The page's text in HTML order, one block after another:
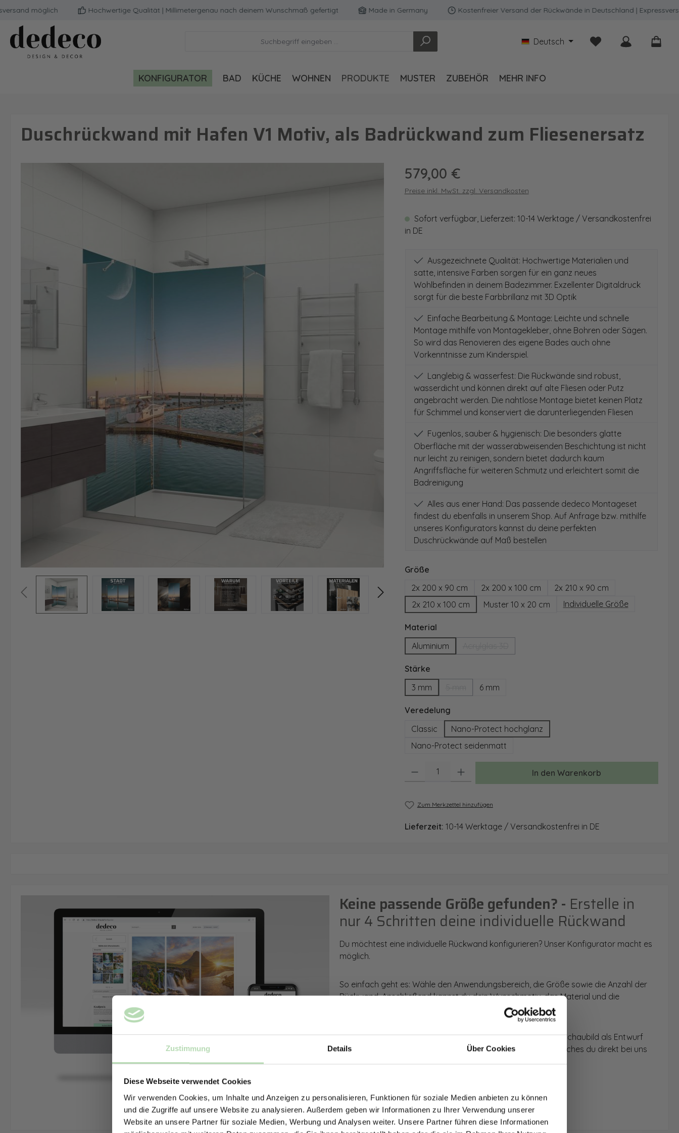
Zustimmung Details Über Cookies
Diese Webseite verwendet Cookies
Wir verwenden Cookies, um Inhalte und Anzeigen zu personalisieren, Funktionen für soziale Medien anbieten zu können
und die Zugriffe auf unsere Website zu analysieren. Außerdem geben wir Informationen zu Ihrer Verwendung unserer
Website an unsere Partner für soziale Medien, Werbung und Analysen weiter. Unsere Partner führen diese Informationen
Hauptinhalt springen
Zur Suche springen
Zur Hauptnavigation springen
möglich Hochwertige Qualität | Millimetergenau nach deinem Wunschmaß gefertigt Made in Germany Kostenfreier Versand der Rückwände in Deutschland | Expressversand
Deutsch Du hast 0 Produkte
KONFIGURATOR BAD KÜCHE WOHNEN PRODUKTE MUSTER ZUBEHÖR MEHR INFO
Duschrückwand mit Hafen V1 Motiv, als Badrückwand zum Fliesenersatz
Regulärer Preis:
579,00 €
Preise inkl. MwSt. zzgl. Versandkosten
Sofort verfügbar, Lieferzeit: 10-14 Werktage / Versandkostenfrei
in DE
Ausgezeichnete Qualität: Hochwertige Materialien und
satte, intensive Farben sorgen für ein ganz neues
Wohlbefinden in deinem Badezimmer. Exzellenter Digitaldruck
sorgt für die beste Farbbrillanz mit 3D Optik
Einfache Bearbeitung & Montage: Leichte und schnelle
Montage mithilfe von Montagekleber, ohne Bohren oder Sägen.
So wird das Renovieren des eigene Bades auch ohne
Vorkenntnisse zum Kinderspiel.
Langlebig & wasserfest: Die Rückwände sind robust,
wasserdicht und können direkt auf alte Fliesen oder Putz
angebracht werden. Die nahtlose Montage bietet keinen Platz
für Schimmel und konserviert die darunterliegenden Fliesen
Fugenlos, sauber & hygienisch: Die besonders glatte
Oberfläche mit der wasserabweisenden Beschichtung ist nicht
nur leicht zu reinigen, sondern bietet dadurch kaum
Angriffsfläche für weiteren Schmutz und erleichtert somit die
Badreinigung
Alles aus einer Hand: Das passende dedeco Montageset
findest du ebenfalls in unserem Shop. Auf Anfrage bzw. mithilfe
unseres Konfigurators kannst du deine perfekten
Duschrückwände auf Maß bestellen
Größeauswählen
2x 200 x 90 cm
2x 200 x 100 cm
2x 210 x 90 cm
2x 210 x 100 cm
Muster 10 x 20 cm Individuelle Größe
Materialauswählen
Aluminium
Stärkeauswählen
3 mm
(Diese Option ist zurzeit nicht verfügbar.)
6 mm
Veredelungauswählen
Classic
Nano-Protect hochglanz
Nano-Protect seidenmatt
Produkt Anzahl: Gib den gewünschten Wert ein oder benutze die Schaltflächen
In den Warenkorb
Zum Merkzettel hinzufügen
Lieferzeit: 10-14 Werktage / Versandkostenfrei in DE
Keine passende Größe gefunden? - Erstelle in
nur 4 Schritten deine individuelle Rückwand
Du möchtest eine individuelle Rückwand konfigurieren? Unser Konfigurator macht es
möglich.
So einfach geht es: Wähle den Anwendungsbereich, die Größe sowie die Anzahl der
Rückwand. Anschließend kannst du dein Wunschmotiv, das Material und die
Mithilfe unseres Konfigurators werden dir die Rückwände im Schaubild als Entwurf
dargestellt. Parallel erhältst du dein individuelles Angebot, welches du direkt bei uns
bestellen kannst.
Zum Konfigurator
Jetzt zum Newsletter anmelden.